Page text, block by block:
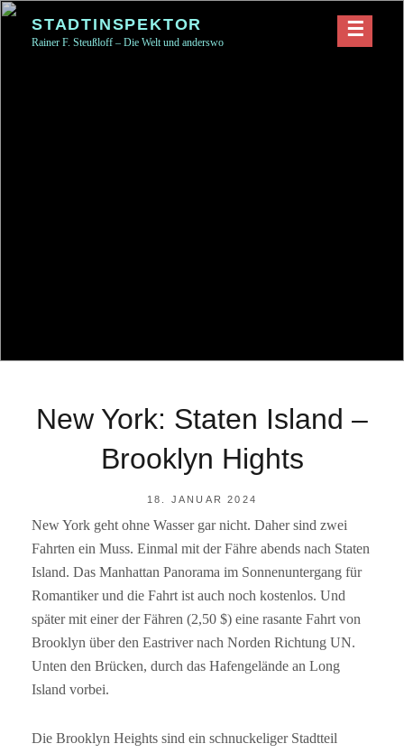
Skip
STADTINSPEKTOR
Rainer F. Steußloff – Die Welt und anderswo
New York: Staten Island –
Brooklyn Hights
POSTED
18. JANUAR 2024
BY
R
A
N
E
S
New York geht ohne Wasser gar nicht. Daher sind zwei
Fahrten ein Muss. Einmal mit der Fähre abends nach Staten
Island. Das Manhattan Panorama im Sonnenuntergang für
Romantiker und die Fahrt ist auch noch kostenlos. Und
später mit einer der Fähren (2,50 $) eine rasante Fahrt von
Brooklyn über den Eastriver nach Norden Richtung UN.
Unten den Brücken, durch das Hafengelände an Long
Island vorbei.
Die Brooklyn Heights sind ein schnuckeliger Stadtteil